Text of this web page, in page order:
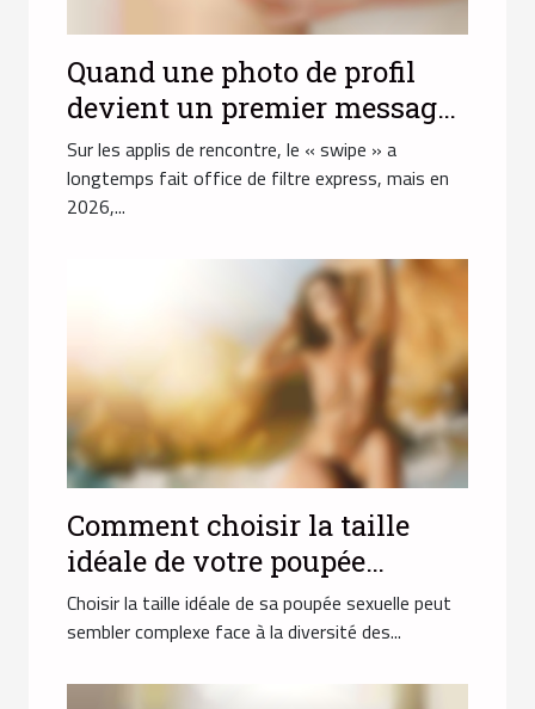
Quand une photo de profil
devient un premier message
sans mot
Sur les applis de rencontre, le « swipe » a
longtemps fait office de filtre express, mais en
2026,...
Comment choisir la taille
idéale de votre poupée
sexuelle ?
Choisir la taille idéale de sa poupée sexuelle peut
sembler complexe face à la diversité des...